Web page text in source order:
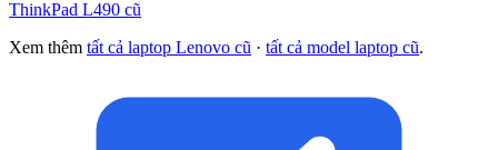
ThinkPad L490 cũ
Xem thêm tất cả laptop Lenovo cũ · tất cả model laptop cũ.